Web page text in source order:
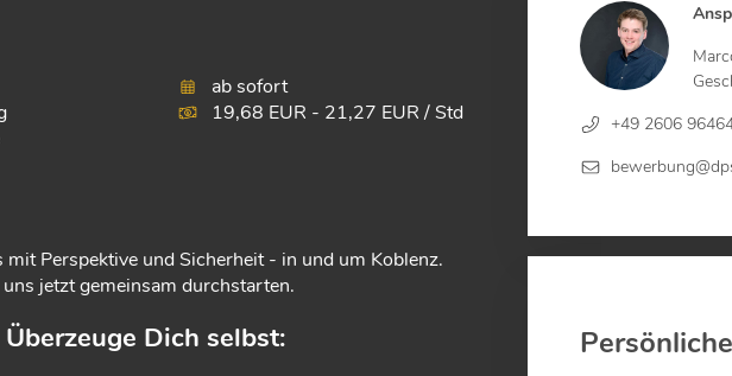
+49 2606
ab sofort
19,68 EUR - 21,27 EUR / Std
Perspektive und Sicherheit - in und um Koblenz.
jetzt gemeinsam durchstarten.
Dich selbst: